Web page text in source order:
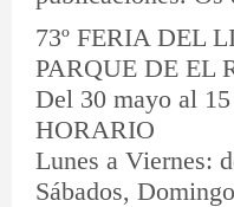
73º FERIA DEL
PARQUE DE EL
Del 30 mayo al
HORARIO
Lunes a Viernes:
Sábados,